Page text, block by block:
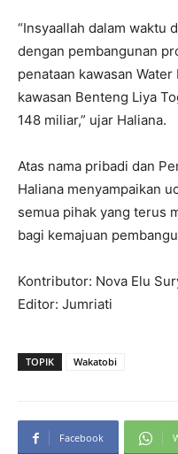
“Insyaallah dalam waktu
dengan pembangunan
penataan kawasan
kawasan Benteng Liya
148 miliar,” ujar Haliana.
Atas nama pribadi dan
Haliana menyampaikan
semua pihak yang terus
bagi kemajuan
Kontributor: Nova Elu
Editor: Jumriati
TOPIK Wakatobi
Facebook